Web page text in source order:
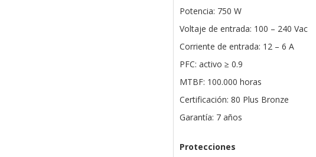
Potencia: 750 W
Voltaje de entrada: 100 – 240 Vac
Corriente de entrada: 12 – 6 A
PFC: activo ≥ 0.9
MTBF: 100.000 horas
Certificación: 80 Plus Bronze
Garantía: 7 años
Protecciones